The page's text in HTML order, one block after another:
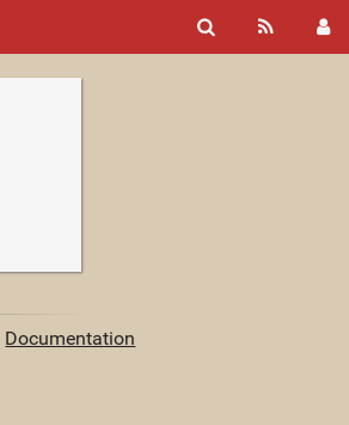
Documentation